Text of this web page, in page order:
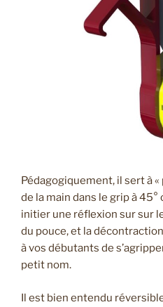
Pédagogiquement, il sert à
de la main dans le grip à
initier une réflexion sur sur
du pouce, et la
à vos débutants de
petit nom.
Il est bien entendu